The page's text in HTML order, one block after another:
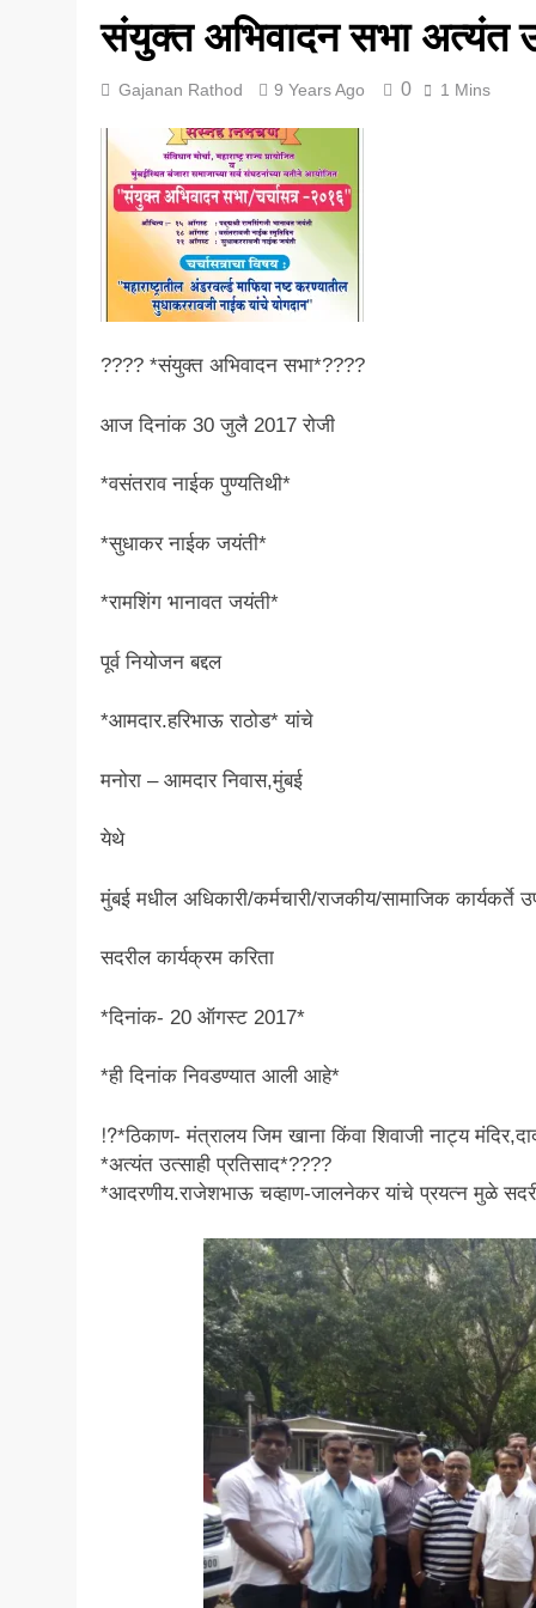
5 Years Ago
संयुक्त अभिवादन सभा अत्यंत
Gajanan Rathod 9 Years Ago 0 1 Mins
???? *संयुक्त अभिवादन सभा*????
आज दिनांक 30 जुलै 2017 रोजी
*वसंतराव नाईक पुण्यतिथी*
*सुधाकर नाईक जयंती*
*रामशिंग भानावत जयंती*
पूर्व नियोजन बद्दल
*आमदार.हरिभाऊ राठोड* यांचे
मनोरा – आमदार निवास,मुंबई
येथे
मुंबई मधील अधिकारी/कर्मचारी/राजकीय/सामाजिक कार्यकर्ते
सदरील कार्यक्रम करिता
*दिनांक- 20 ऑगस्ट 2017*
*ही दिनांक निवडण्यात आली आहे*
⁉*ठिकाण- मंत्रालय जिम खाना किंवा शिवाजी नाट्य
*अत्यंत उत्साही प्रतिसाद*????
*आदरणीय.राजेशभाऊ चव्हाण-जालनेकर यांचे प्रयत्न मुळे